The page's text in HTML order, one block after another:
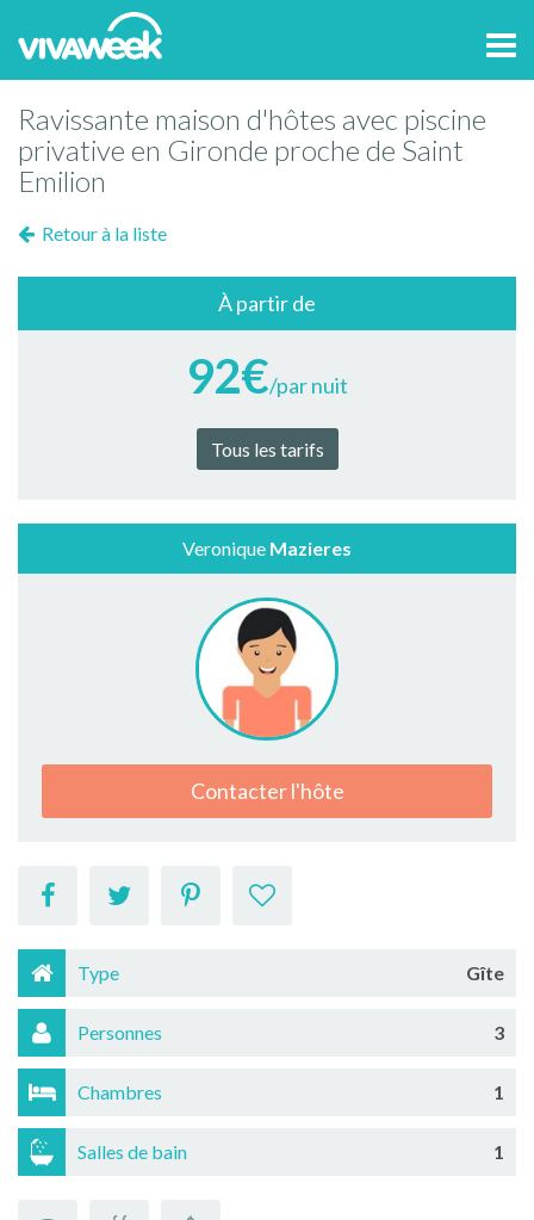
Ravissante maison d'hôtes avec piscine
privative en Gironde proche de Saint
Emilion
Retour à la liste
À partir de
92€/par nuit
Tous les tarifs
Veronique Mazieres
Contacter l'hôte
Type Gîte
Personnes 3
Chambres 1
Salles de bain 1